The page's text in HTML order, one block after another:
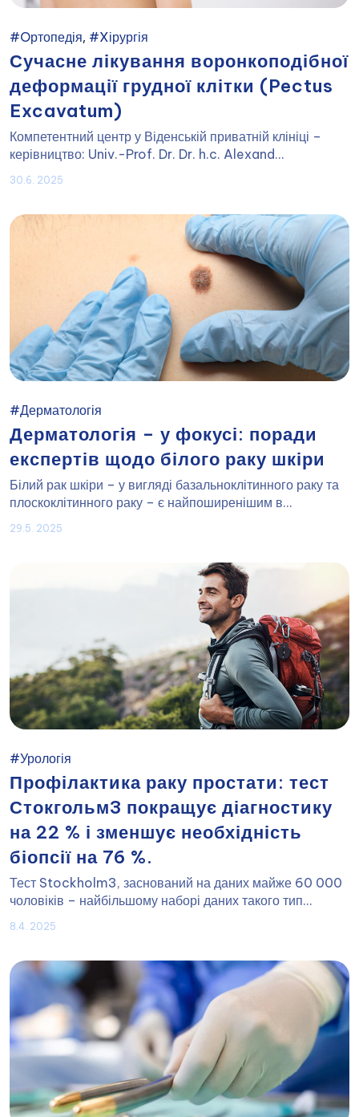
#Oртопедія, #Xірургія
Сучасне лікування воронкоподібної
деформації грудної клітки (Pectus
Excavatum)
Компетентний центр у Віденській приватній клініці –
керівництво: Univ.-Prof. Dr. Dr. h.c. Alexand...
30.6. 2025
#Дерматологія
Дерматологія – у фокусі: поради
експертів щодо білого раку шкіри
Білий рак шкіри – у вигляді базальноклітинного раку та
плоскоклітинного раку – є найпоширенішим в...
29.5. 2025
#Урологія
Профілактика раку простати: тест
Стокгольм3 покращує діагностику
на 22 % і зменшує необхідність
біопсії на 76 %.
Тест Stockholm3, заснований на даних майже 60 000
чоловіків – найбільшому наборі даних такого тип...
8.4. 2025